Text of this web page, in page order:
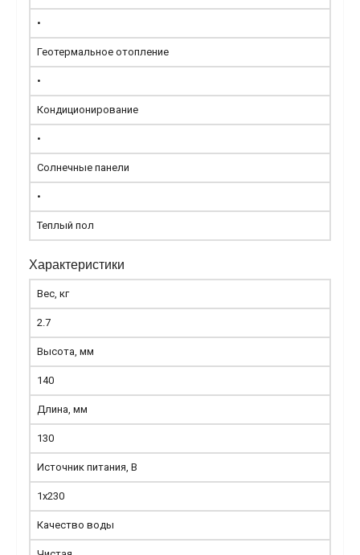
•
Геотермальное отопление
•
Кондиционирование
•
Солнечные панели
•
Теплый пол
Характеристики
Вес, кг
2.7
Высота, мм
140
Длина, мм
130
Источник питания, В
1x230
Качество воды